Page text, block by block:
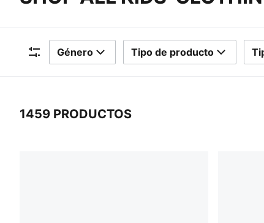
Filtros
Género Tipo de producto
1459 PRODUCTOS